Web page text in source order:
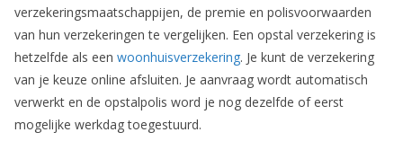
verzekeringsmaatschappijen, de premie en polisvoorwaarden
van hun verzekeringen te vergelijken. Een opstal verzekering is
hetzelfde als een woonhuisverzekering. Je kunt de verzekering
van je keuze online afsluiten. Je aanvraag wordt automatisch
verwerkt en de opstalpolis word je nog dezelfde of eerst
mogelijke werkdag toegestuurd.